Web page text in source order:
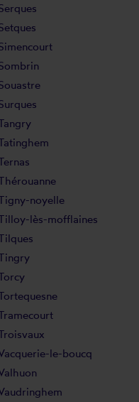
noyelle
lès-mofflaines
le-boucq